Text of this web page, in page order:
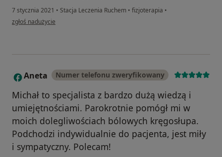
7 stycznia 2021 • Stacja Leczenia Ruchem • fizjoterapia •
w opinii użytkownika Kamil Żegleń
zgłoś nadużycie
A Aneta Numer telefonu zweryfikowany
Michał to specjalista z bardzo dużą wiedzą i
umiejętnościami. Parokrotnie pomógł mi w
moich dolegliwościach bólowych kręgosłupa.
Podchodzi indywidualnie do pacjenta, jest miły
i sympatyczny. Polecam!